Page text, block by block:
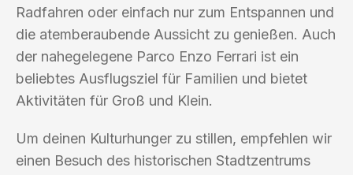
Radfahren oder einfach nur zum Entspannen und
die atemberaubende Aussicht zu genießen. Auch
der nahegelegene Parco Enzo Ferrari ist ein
beliebtes Ausflugsziel für Familien und bietet
Aktivitäten für Groß und Klein.
Um deinen Kulturhunger zu stillen, empfehlen wir
einen Besuch des historischen Stadtzentrums